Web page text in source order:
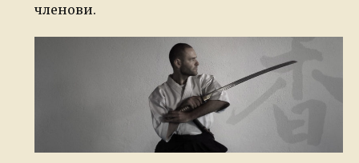
членови.